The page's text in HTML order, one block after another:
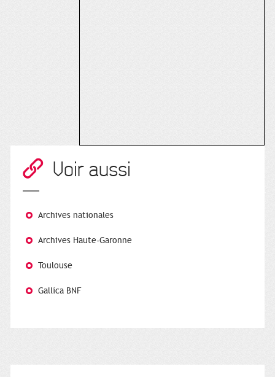
Voir aussi
Archives nationales
Archives Haute-Garonne
Toulouse
Gallica BNF